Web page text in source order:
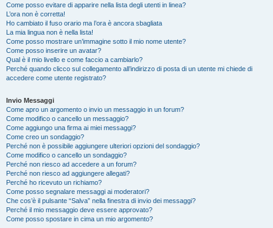
Come posso evitare di apparire nella lista degli utenti in linea?
L’ora non è corretta!
Ho cambiato il fuso orario ma l’ora è ancora sbagliata
La mia lingua non è nella lista!
Come posso mostrare un’immagine sotto il mio nome utente?
Come posso inserire un avatar?
Qual è il mio livello e come faccio a cambiarlo?
Perché quando clicco sul collegamento all’indirizzo di posta di un utente mi chiede di
accedere come utente registrato?
Invio Messaggi
Come apro un argomento o invio un messaggio in un forum?
Come modifico o cancello un messaggio?
Come aggiungo una firma ai miei messaggi?
Come creo un sondaggio?
Perché non è possibile aggiungere ulteriori opzioni del sondaggio?
Come modifico o cancello un sondaggio?
Perché non riesco ad accedere a un forum?
Perché non riesco ad aggiungere allegati?
Perché ho ricevuto un richiamo?
Come posso segnalare messaggi ai moderatori?
Che cos’è il pulsante “Salva” nella finestra di invio dei messaggi?
Perché il mio messaggio deve essere approvato?
Come posso spostare in cima un mio argomento?